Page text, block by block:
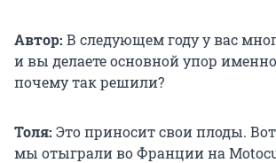
Автор: В следующем году у вас
и вы делаете основной упор
почему так решили?
Толя: Это приносит свои плоды.
мы отыграли во Франции на